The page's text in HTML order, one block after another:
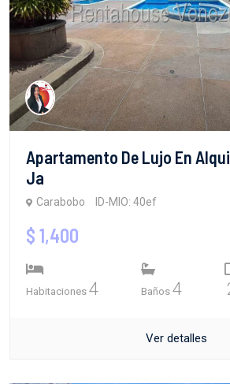
Apartamento De Lujo En
Ja
Carabobo ID-MIO: 40ef
$ 1,400
Habitaciones 4 Baños 4
Ver detalles